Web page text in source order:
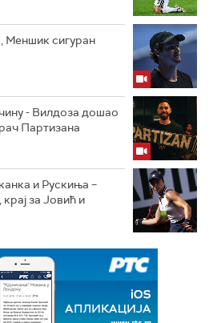
Меншик сигуран
- Вилдоза дошао
Партизана
и Рускиња –
за Јовић и